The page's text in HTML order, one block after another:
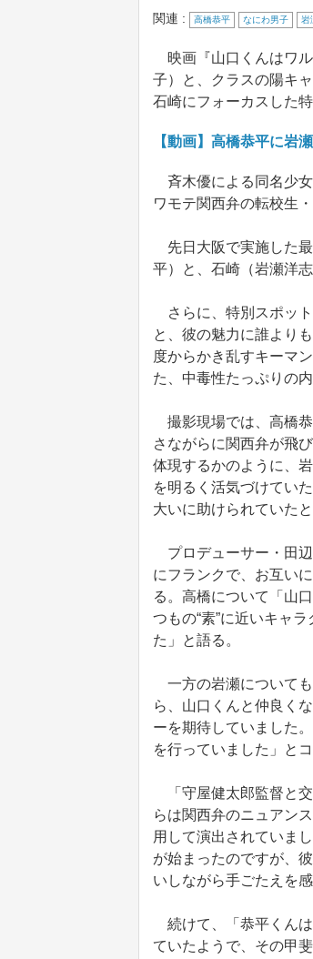
関連 : 高橋恭平 なにわ男子 岩
映画『山口くんはワ
子）と、クラスの陽キ
石崎にフォーカスした
【動画】高橋恭平に岩
斉木優による同名少
ワモテ関西弁の転校生
先日大阪で実施した
平）と、石崎（岩瀬洋
さらに、特別スポッ
と、彼の魅力に誰より
度からかき乱すキーマ
た、中毒性たっぷりの
撮影現場では、高橋
さながらに関西弁が飛
体現するかのように、
を明るく活気づけてい
大いに助けられていたと
プロデューサー・田辺
にフランクで、お互い
る。高橋について「山
つもの“素”に近いキャ
た」と語る。
一方の岩瀬について
ら、山口くんと仲良く
ーを期待していました
を行っていました」と
「守屋健太郎監督と
らは関西弁のニュアン
用して演出されていま
が始まったのですが、
いしながら手ごたえを
続けて、「恭平くん
ていたようで、その甲